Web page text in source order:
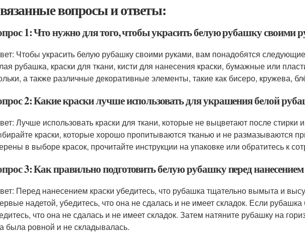
вопросы и ответы:
1: Что нужно для того, чтобы украсить белую рубашку своими
Чтобы украсить белую рубашку своими руками, вам понадобятся
рубашка, краски для ткани, кисти для нанесения краски, бумажные или
а также различные декоративные элементы, такие как бисеро, кружева,
2: Какие краски лучше использовать для украшения белой
Лучше использовать краски для ткани, которые не выцветают после
краски, которые хорошо пропитываются тканью и не размазываются
в выборе красок, прочитайте инструкции на упаковке или обратитесь к
3: Как правильно подготовить белую рубашку перед
Перед нанесением краски убедитесь, что рубашка тщательно вымыта и
надетой, убедитесь, что она не сдалась и не имеет складок. Если
что она не сдалась и не имеет складок. Затем натяните рубашку на
была ровной и не складывалась.